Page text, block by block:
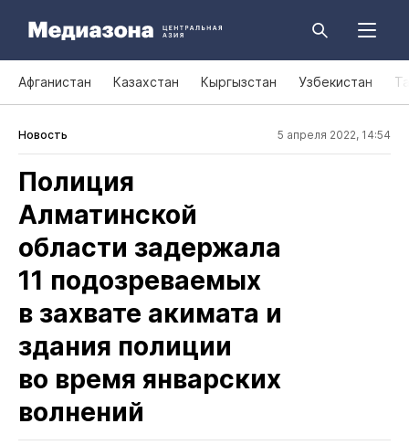
Афганистан Казахстан Кыргызстан Узбекистан
Новость 5 апреля 2022, 14:54
Полиция
Алматинской
области задержала
11 подозреваемых
в захвате акимата и
здания полиции
во время январских
волнений